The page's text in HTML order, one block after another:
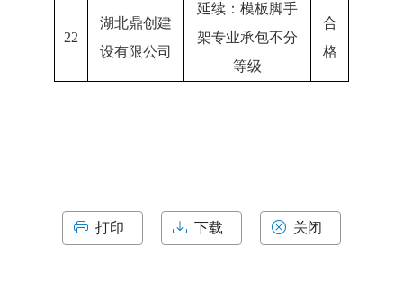
22
湖北鼎创建
设有限公司
延续：模板脚手
架专业承包不分
等级
合
格
打印 下载 关闭